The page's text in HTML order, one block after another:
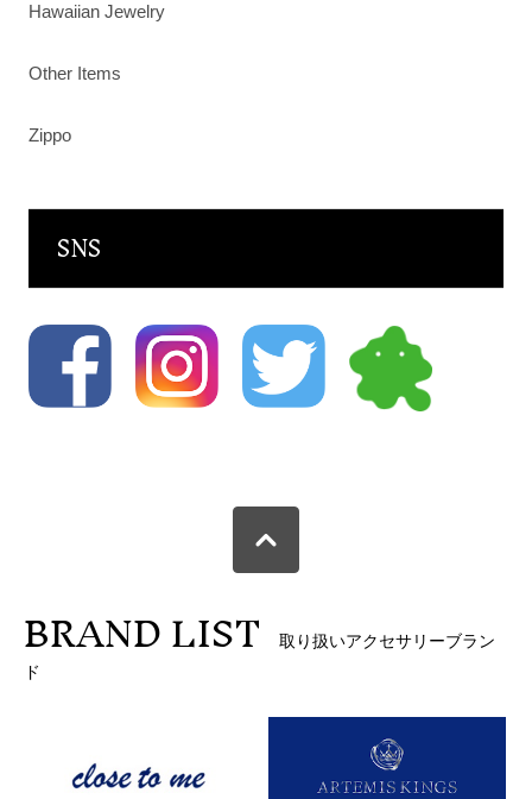
Hawaiian Jewelry
Other Items
Zippo
SNS
BRAND LIST 取り扱いアクセサリーブラン
ド